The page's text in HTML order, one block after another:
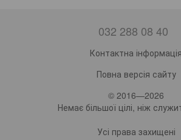
032 288 08 40
Контактна інформація
Повна версія сайту
© 2016—2026
Немає більшої цілі, ніж
Усі права захищені